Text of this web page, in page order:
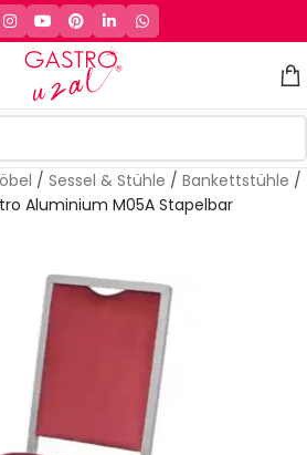
/ Sessel & Stühle / Bankettstühle /
Aluminium M05A Stapelbar